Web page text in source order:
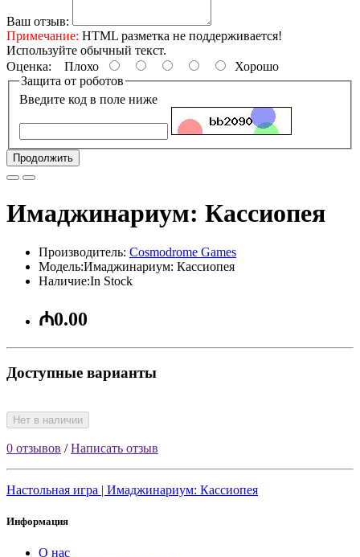
Ваш отзыв:
Примечание: HTML разметка не поддерживается!
Используйте обычный текст.
Оценка: Плохо
Хорошо
Защита от роботов
Введите код в поле ниже
Продолжить
Имаджинариум: Кассиопея
Производитель: Cosmodrome Games
Модель:Имаджинариум: Кассиопея
Наличие:In Stock
₼0.00
Доступные варианты
Нет в наличии
0 отзывов /Написать отзыв
Настольная игра | Имаджинариум: Кассиопея
Информация
О нас